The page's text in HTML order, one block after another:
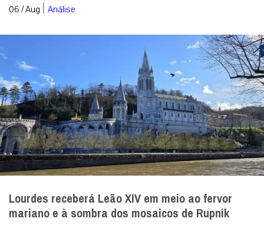
06 / Aug | Análise
Lourdes receberá Leão XIV em meio ao fervor
mariano e à sombra dos mosaicos de Rupnik